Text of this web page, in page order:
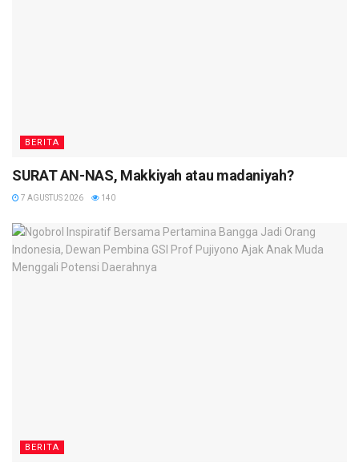
BERITA
SURAT AN-NAS, Makkiyah atau madaniyah?
7 AGUSTUS 2026 140
BERITA